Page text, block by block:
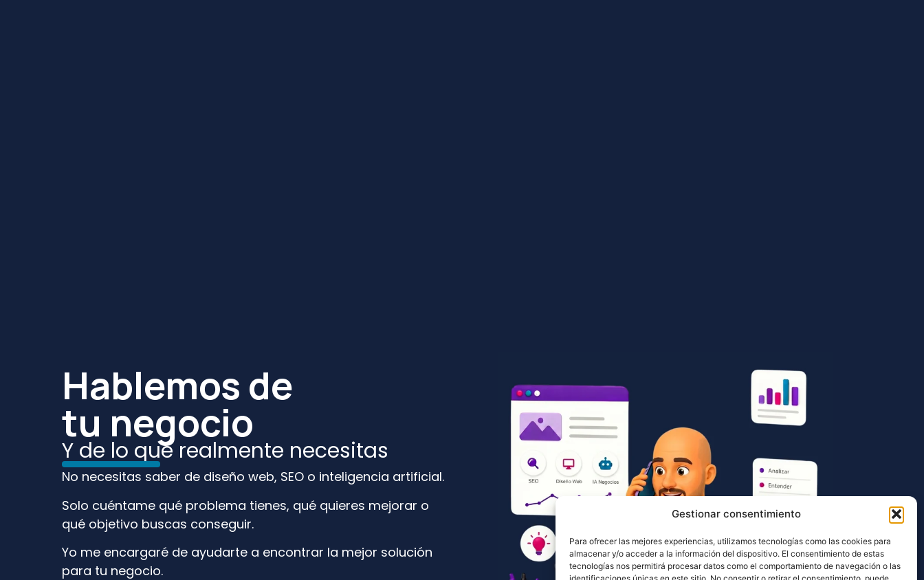
Gestionar consentimiento
Para ofrecer las mejores experiencias, utilizamos tecnologías como las cookies para
almacenar y/o acceder a la información del dispositivo. El consentimiento de estas
tecnologías nos permitirá procesar datos como el comportamiento de navegación o las
Hablemos de
tu negocio
Y de lo que realmente necesitas
No necesitas saber de diseño web, SEO o inteligencia artificial.
Solo cuéntame qué problema tienes, qué quieres mejorar o
qué objetivo buscas conseguir.
Yo me encargaré de ayudarte a encontrar la mejor solución
para tu negocio.